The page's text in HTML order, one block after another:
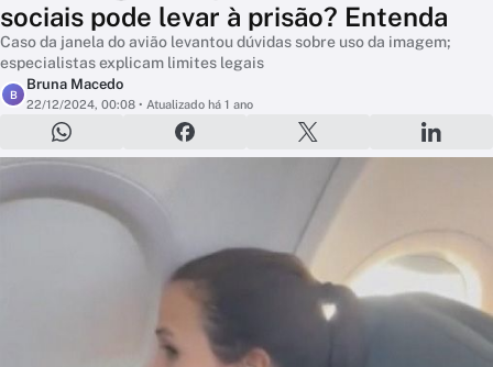
sociais pode levar à prisão? Entenda
Caso da janela do avião levantou dúvidas sobre uso da imagem;
especialistas explicam limites legais
B
Bruna Macedo
22/12/2024, 00:08 • Atualizado há 1 ano